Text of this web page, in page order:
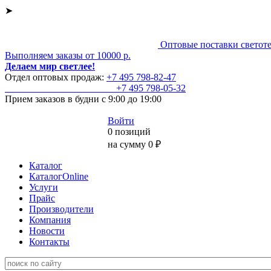
➤
Оптовые поставки
Выполняем заказы от 10000 р.
Делаем мир светлее!
Отдел оптовых продаж: +7 495 798-82-47
+7 495 798-05-32
Прием заказов в будни с 9:00 до 19:00
Войти
0 позиций
на сумму 0 ₽
Каталог
КаталогOnline
Услуги
Прайс
Производители
Компания
Новости
Контакты